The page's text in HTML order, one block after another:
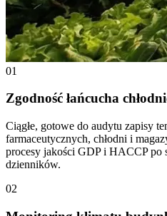
01
Zgodność łańcucha
Ciągłe, gotowe do audytu zapisy
farmaceutycznych, chłodni i
procesy jakości GDP i HACCP po
dzienników.
02